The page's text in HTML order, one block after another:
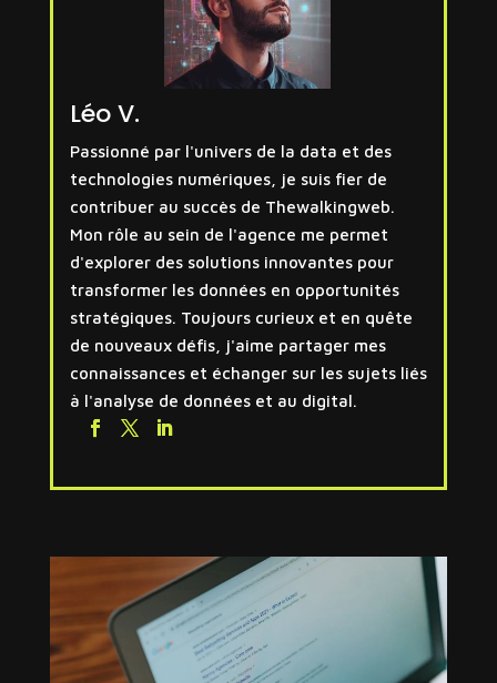
Léo V.
Passionné par l'univers de la data et des
technologies numériques, je suis fier de
contribuer au succès de Thewalkingweb.
Mon rôle au sein de l'agence me permet
d'explorer des solutions innovantes pour
transformer les données en opportunités
stratégiques. Toujours curieux et en quête
de nouveaux défis, j'aime partager mes
connaissances et échanger sur les sujets liés
à l'analyse de données et au digital.